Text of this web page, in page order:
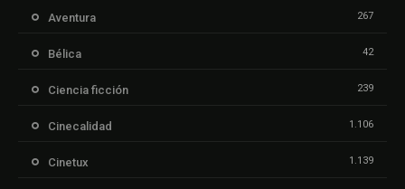
Aventura 267
Bélica 42
Ciencia ficción 239
Cinecalidad 1.106
Cinetux 1.139